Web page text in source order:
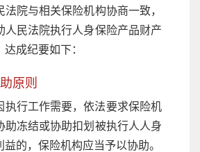
法院与相关保险机构协商一致，
人民法院执行人身保险产品财产
成纪要如下：
原则
执行工作需要，依法要求保险机
助冻结或协助扣划被执行人人身
的，保险机构应当予以协助。